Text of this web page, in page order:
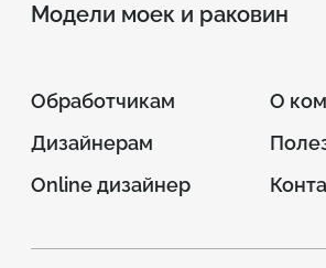
Модели моек и раковин
Обработчикам
Дизайнерам
Online дизайнер
О